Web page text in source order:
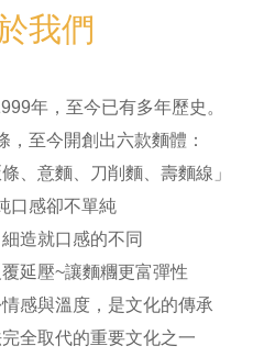
我們
年，至今已有多年歷史。
，至今開創出六款麵體：
、意麵、刀削麵、壽麵線」
口感卻不單純
造就口感的不同
延壓~讓麵糰更富彈性
感與溫度，是文化的傳承
全取代的重要文化之一